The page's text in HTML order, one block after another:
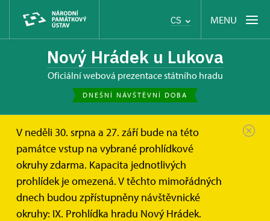
CS MENU
Nový Hrádek u Lukova
oficiální webová prezentace státního hradu
DNEŠNÍ NÁVŠTĚVNÍ DOBA
V neděli 30. srpna a 27. září bude na této
památce vstup na vybrané prohlídkové
okruhy zdarma. Kapacita jednotlivých
prohlídek je omezená. V těchto mimořádných
dnech budou zpřístupněny návštěvnické
okruhy: IX. Prohlídka hradu Nový Hrádek.
Nový Hrádek u Lukova O hradu Historie
Historie
Stavební vývoj, majitelé, krajina